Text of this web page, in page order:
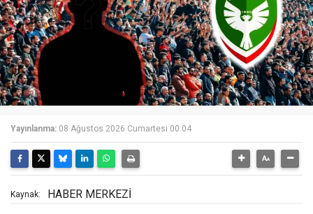
Yayınlanma: 08 Ağustos 2026 Cumartesi 00:04
Kaynak: HABER MERKEZİ